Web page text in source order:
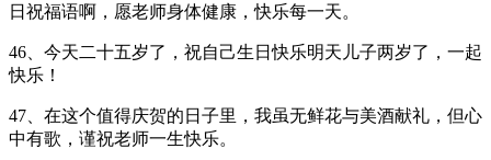
日祝福语啊，愿老师身体健康，快乐每一天。
46、今天二十五岁了，祝自己生日快乐明天儿子两岁了，一起
快乐！
47、在这个值得庆贺的日子里，我虽无鲜花与美酒献礼，但心
中有歌，谨祝老师一生快乐。